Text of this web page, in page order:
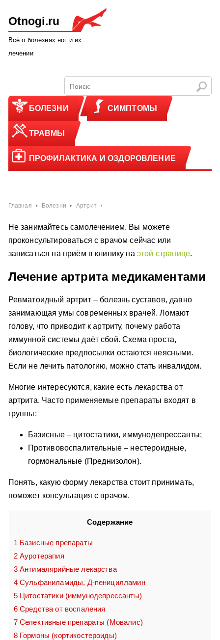
Otnogi.ru
Всё о болезнях ног и их
лечении
БОЛЕЗНИ СИМПТОМЫ
ТРАВМЫ
ПРОФИЛАКТИКА И ОЗДОРОВЛЕНИЕ
Главная Болезни Артрит
Не занимайтесь самолечением. Вы можете
проконсультироваться с врачом сейчас или
записаться на приём в клинику на этой странице.
Лечение артрита медикаментами
Ревматоидный артрит – болезнь суставов, давно
занимающая умы современных врачей. Ломают
голову, что приводит к артриту, почему работа
иммунной системы даёт сбой. Схема проста,
биологические предпосылки остаются неясными.
Если не лечить патологию, можно стать инвалидом.
Многие интересуются, какие есть лекарства от
артрита. Часто применяемые препараты входят в
группы:
Базисные – цитостатики, иммунодепрессанты;
Противовоспалительные – нестероидные,
гормональные (Преднизолон).
Понять, какую форму лекарства стоит принимать,
поможет консультация с врачом.
Содержание
1 Базисные препараты
2Ауротерапия
3Антималярийные лекарства
4Сульфаниламиды, Д-пеницилламин
5Цитостатики (иммунодепрессанты)
6Средства от воспаления
7Селективные препараты (Мовалис)
8Гормоны (кортикостероиды)